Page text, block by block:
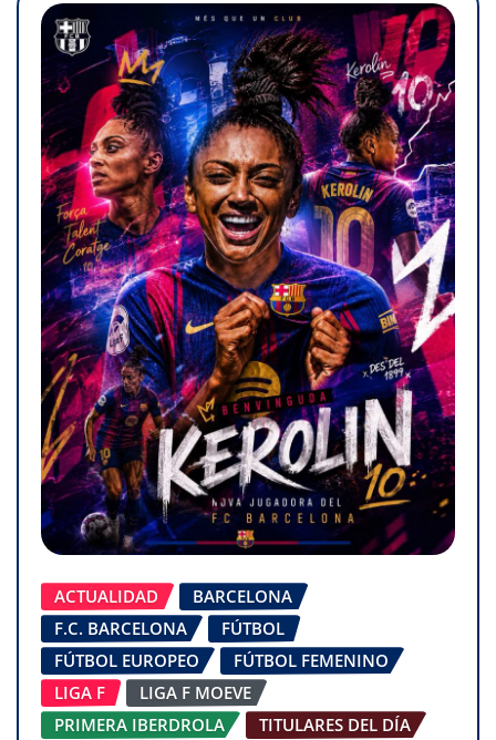
ACTUALIDAD
BARCELONA
F.C. BARCELONA
FÚTBOL
FÚTBOL EUROPEO
FÚTBOL FEMENINO
LIGA F
LIGA F MOEVE
PRIMERA IBERDROLA
TITULARES DEL DÍA